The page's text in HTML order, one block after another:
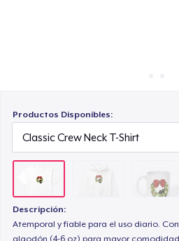
Productos Disponibles:
Descripción:
Atemporal y fiable para el uso diario.